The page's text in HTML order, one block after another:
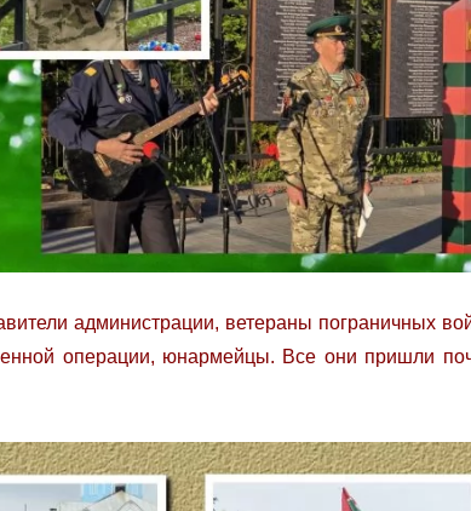
администрации, ветераны пограничных
операции, юнармейцы. Все они пришли